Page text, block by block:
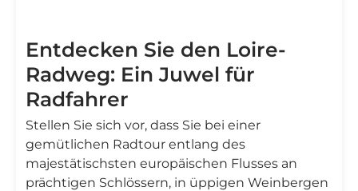
Entdecken Sie den Loire-
Radweg: Ein Juwel für
Radfahrer
Stellen Sie sich vor, dass Sie bei einer
gemütlichen Radtour entlang des
majestätischsten europäischen Flusses an
prächtigen Schlössern, in üppigen Weinbergen